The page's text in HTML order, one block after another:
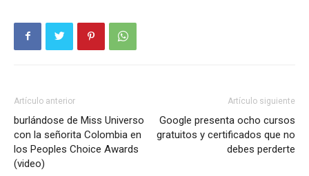
Artículo anterior
burlándose de Miss Universo
con la señorita Colombia en
los Peoples Choice Awards
(video)
Artículo siguiente
Google presenta ocho cursos
gratuitos y certificados que no
debes perderte